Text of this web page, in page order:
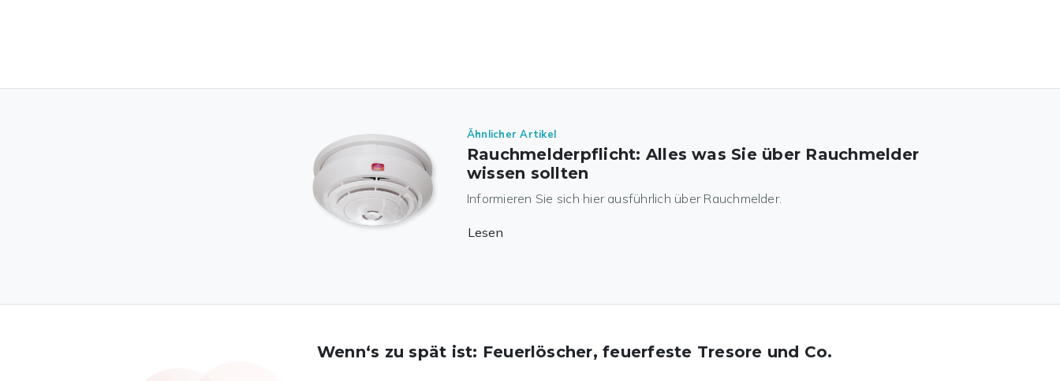
Ähnlicher Artikel
Rauchmelderpflicht: Alles was Sie über Rauchmelder
wissen sollten
Informieren Sie sich hier ausführlich über Rauchmelder.
Lesen
Wenn‘s zu spät ist: Feuerlöscher, feuerfeste Tresore und Co.